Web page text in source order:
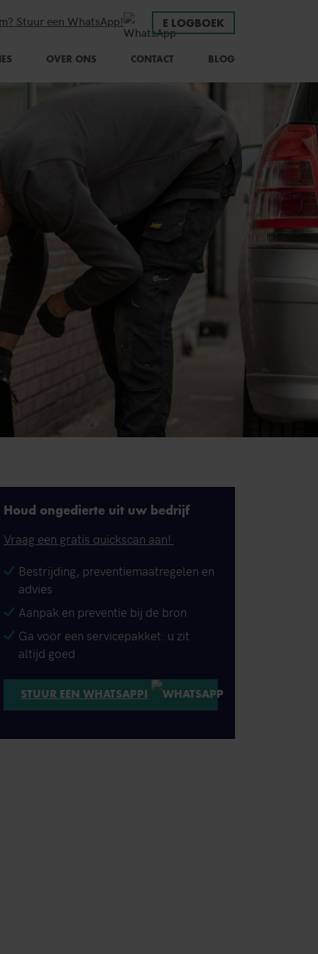
Stuur een WhatsApp! E LOGBOEK
OVER ONS CONTACT BLOG
Houd ongedierte uit uw bedrijf
Vraag een gratis quickscan aan!
Bestrijding, preventiemaatregelen en
advies
Aanpak en preventie bij de bron
Ga voor een servicepakket: u zit
altijd goed
STUUR EEN WHATSAPP!